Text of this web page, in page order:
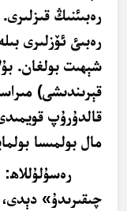
رەبىئنىڭ
رەبىئ ئۆزلىرى
شېھىت بولغان.
قېرىندىشى)
قالدۇرۇپ
مال بولمىسا
چىقىرىدۇ»